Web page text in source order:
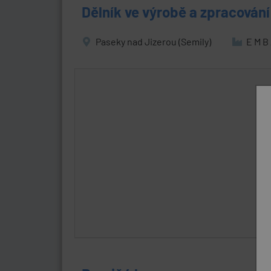
Dělník ve výrobě a
Paseky nad Jizerou (Semily) E M